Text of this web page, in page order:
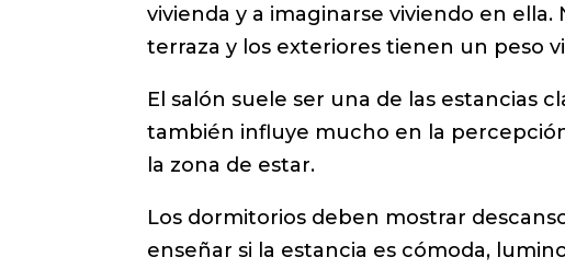
vivienda y a imaginarse viviendo en
terraza y los exteriores tienen un peso
El salón suele ser una de las estancias
también influye mucho en la
la zona de estar.
Los dormitorios deben mostrar
enseñar si la estancia es cómoda,